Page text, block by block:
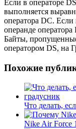
Если в операторе
выполняется
оператора DC.
операнде
Байты,
оператором DS, на
Похожие
Что делать,
Nike Air Force